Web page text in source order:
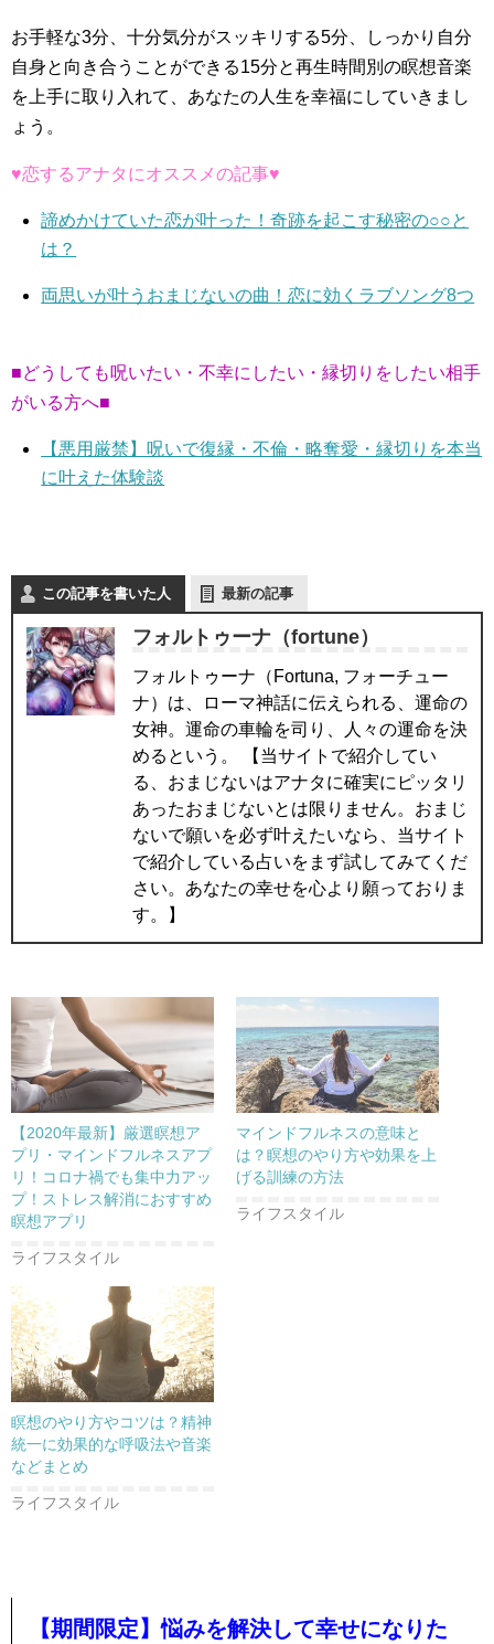
お手軽な3分、十分気分がスッキリする5分、しっかり自分
自身と向き合うことができる15分と再生時間別の瞑想音楽
を上手に取り入れて、あなたの人生を幸福にしていきまし
ょう。
♥恋するアナタにオススメの記事♥
諦めかけていた恋が叶った！奇跡を起こす秘密の○○と
は？
両思いが叶うおまじないの曲！恋に効くラブソング8つ
■どうしても呪いたい・不幸にしたい・縁切りをしたい相手
がいる方へ■
【悪用厳禁】呪いで復縁・不倫・略奪愛・縁切りを本当
に叶えた体験談
この記事を書いた人 最新の記事
フォルトゥーナ（fortune）
フォルトゥーナ（Fortuna, フォーチュー
ナ）は、ローマ神話に伝えられる、運命の
女神。運命の車輪を司り、人々の運命を決
めるという。 【当サイトで紹介してい
る、おまじないはアナタに確実にピッタリ
あったおまじないとは限りません。おまじ
ないで願いを必ず叶えたいなら、当サイト
で紹介している占いをまず試してみてくだ
さい。あなたの幸せを心より願っておりま
す。】
【2020年最新】厳選瞑想ア
プリ・マインドフルネスアプ
リ！コロナ禍でも集中力アッ
プ！ストレス解消におすすめ
瞑想アプリ
ライフスタイル
マインドフルネスの意味と
は？瞑想のやり方や効果を上
げる訓練の方法
ライフスタイル
瞑想のやり方やコツは？精神
統一に効果的な呼吸法や音楽
などまとめ
ライフスタイル
【期間限定】悩みを解決して幸せになりた